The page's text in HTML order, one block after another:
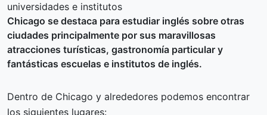
universidades e institutos
Chicago se destaca para estudiar inglés sobre otras
ciudades principalmente por sus maravillosas
atracciones turísticas, gastronomía particular y
fantásticas escuelas e institutos de inglés.
Dentro de Chicago y alrededores podemos encontrar
los siguientes lugares: